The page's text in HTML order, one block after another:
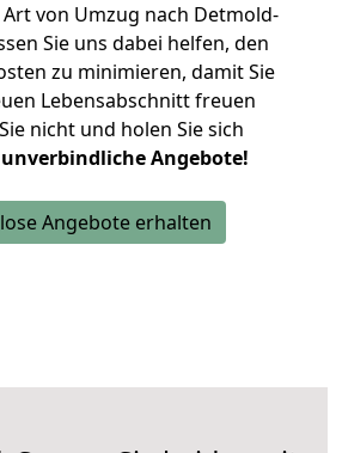
von Umzug nach Detmold-
Sie uns dabei helfen, den
zu minimieren, damit Sie
Lebensabschnitt freuen
nicht und holen Sie sich
Angebote!
Angebote erhalten